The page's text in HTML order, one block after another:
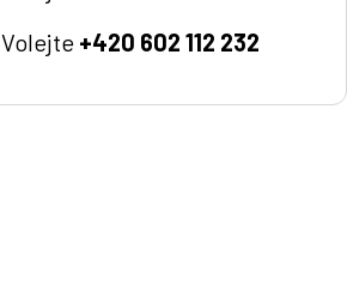
Volejte +420 602 112 232